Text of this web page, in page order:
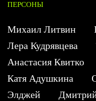
ПЕРСОНЫ
Михаил Литвин
Лера Кудрявцева
Анастасия Квитко
Катя Адушкина
Элджей